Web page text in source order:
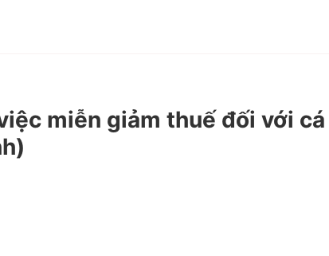
miễn giảm thuế đối với cá